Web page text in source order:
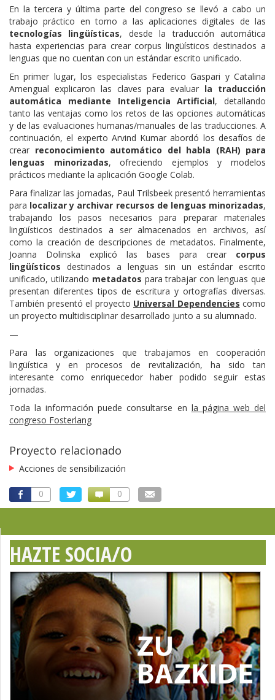
En la tercera y última parte del congreso se llevó a cabo un
trabajo práctico en torno a las aplicaciones digitales de las
tecnologías lingüísticas, desde la traducción automática
hasta experiencias para crear corpus lingüísticos destinados a
lenguas que no cuentan con un estándar escrito unificado.
En primer lugar, los especialistas Federico Gaspari y Catalina
Amengual explicaron las claves para evaluar la traducción
automática mediante Inteligencia Artificial, detallando
tanto las ventajas como los retos de las opciones automáticas
y de las evaluaciones humanas/manuales de las traducciones. A
continuación, el experto Arvind Kumar abordó los desafíos de
crear reconocimiento automático del habla (RAH) para
lenguas minorizadas, ofreciendo ejemplos y modelos
prácticos mediante la aplicación Google Colab.
Para finalizar las jornadas, Paul Trilsbeek presentó herramientas
para localizar y archivar recursos de lenguas minorizadas,
trabajando los pasos necesarios para preparar materiales
lingüísticos destinados a ser almacenados en archivos, así
como la creación de descripciones de metadatos. Finalmente,
Joanna Dolinska explicó las bases para crear corpus
lingüísticos destinados a lenguas sin un estándar escrito
unificado, utilizando metadatos para trabajar con lenguas que
presentan diferentes tipos de escritura y ortografías diversas.
También presentó el proyecto Universal Dependencies como
un proyecto multidisciplinar desarrollado junto a su alumnado.
—
Para las organizaciones que trabajamos en cooperación
lingüística y en procesos de revitalización, ha sido tan
interesante como enriquecedor haber podido seguir estas
jornadas.
Toda la información puede consultarse en la página web del
congreso Fosterlang
Proyecto relacionado
Acciones de sensibilización
0 0
HAZTE SOCIA/O